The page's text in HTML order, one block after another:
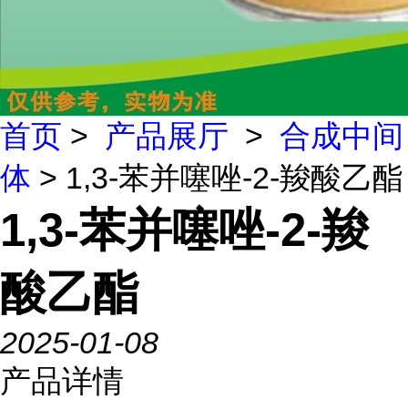
首页 > 产品展厅 > 合成中间
体 > 1,3-苯并噻唑-2-羧酸乙酯
1,3-苯并噻唑-2-羧
酸乙酯
2025-01-08
产品详情